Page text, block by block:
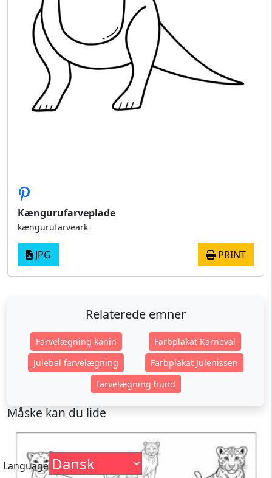
Kængurufarveplade
kængurufarveark
JPG PRINT
Relaterede emner
Farvelægning kanin
Farbplakat Karneval
Julebal farvelægning
Farbplakat Julenissen
farvelægning hund
Måske kan du lide
Language